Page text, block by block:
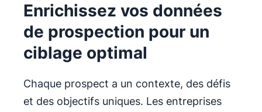
Enrichissez vos données
de prospection pour un
ciblage optimal
Chaque prospect a un contexte, des défis
et des objectifs uniques. Les entreprises